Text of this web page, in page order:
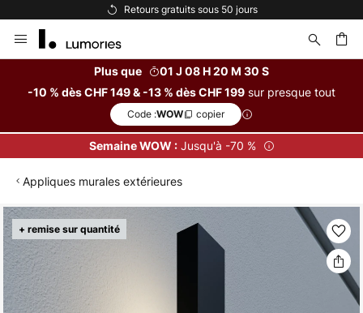
Retours gratuits sous 50 jours
Allez
au
Plus que
01 J 08 H 20 M 29 S
-10 % dès CHF 149 & -13 % dès CHF 199 sur presque tout
Code :WOW copier
Semaine WOW :Jusqu'à -70 %
Appliques murales extérieures
+ remise sur quantité
Skip
to
the
end
of